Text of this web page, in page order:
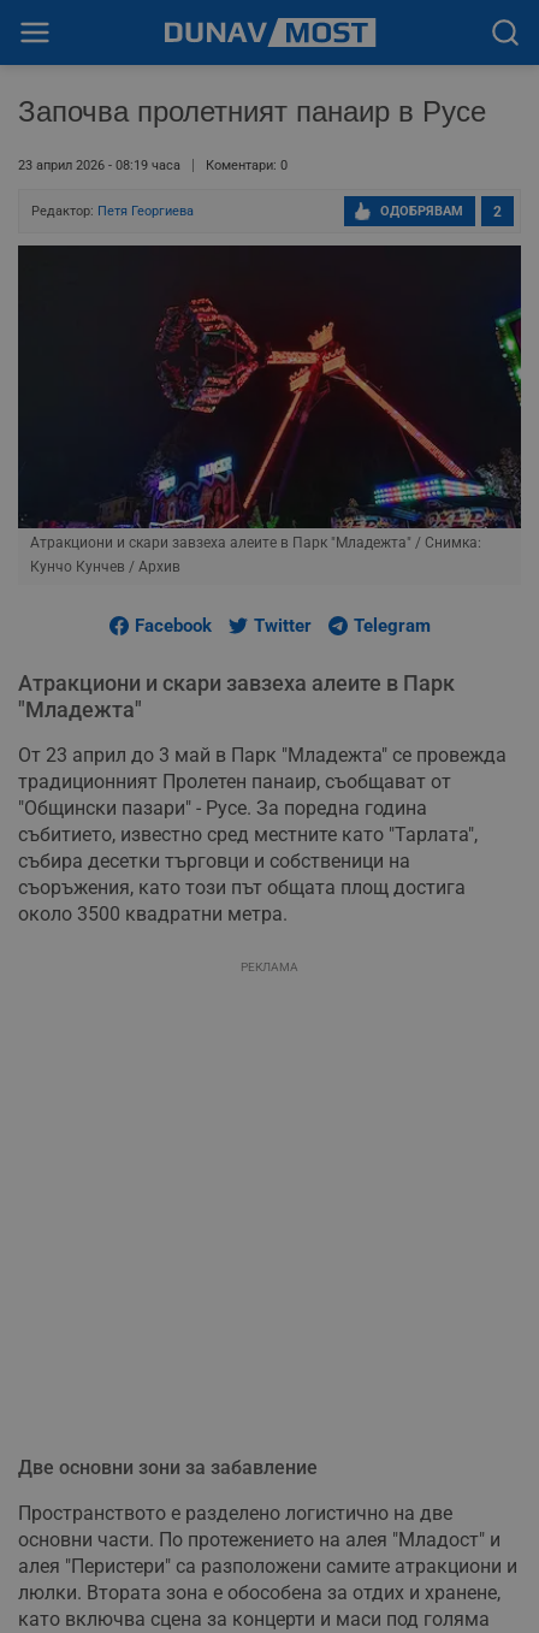
Започва пролетният панаир в Русе
23 април 2026 - 08:19 часа Коментари: 0
Редактор: Петя Георгиева 2
ОДОБРЯВАМ
Атракциони и скари завзеха алеите в Парк "Младежта" / Снимка:
Кунчо Кунчев / Архив
Facebook Twitter Telegram
Атракциони и скари завзеха алеите в Парк
"Младежта"
От 23 април до 3 май в Парк "Младежта" се провежда
традиционният Пролетен панаир, съобщават от
"Общински пазари" - Русе. За поредна година
събитието, известно сред местните като "Тарлата",
събира десетки търговци и собственици на
съоръжения, като този път общата площ достига
около 3500 квадратни метра.
РЕКЛАМА
Две основни зони за забавление
Пространството е разделено логистично на две
основни части. По протежението на алея "Младост" и
алея "Перистери" са разположени самите атракциони и
люлки. Втората зона е обособена за отдих и хранене,
като включва сцена за концерти и маси под голяма